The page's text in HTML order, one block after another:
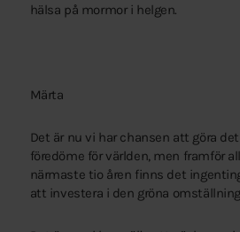
hälsa på mormor i helgen.
Märta
Det är nu vi har chansen att göra
föredöme för världen, men framför
närmaste tio åren finns det
att investera i den gröna